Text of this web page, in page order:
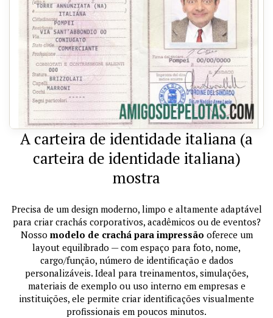
A carteira de identidade italiana (a
carteira de identidade italiana)
mostra
Precisa de um design moderno, limpo e altamente adaptável
para criar crachás corporativos, acadêmicos ou de eventos?
Nosso modelo de crachá para impressão oferece um
layout equilibrado — com espaço para foto, nome,
cargo/função, número de identificação e dados
personalizáveis. Ideal para treinamentos, simulações,
materiais de exemplo ou uso interno em empresas e
instituições, ele permite criar identificações visualmente
profissionais em poucos minutos.